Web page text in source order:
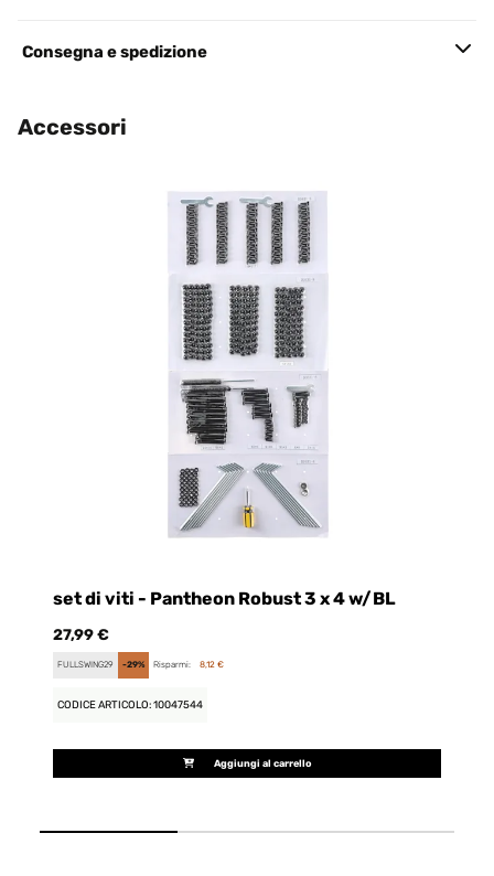
Consegna e spedizione
Accessori
set di viti - Pantheon Robust 3 x 4 w/BL
27,99 €
FULLSWING29 -29% Risparmi: 8,12 €
CODICE ARTICOLO: 10047544
Aggiungi al carrello